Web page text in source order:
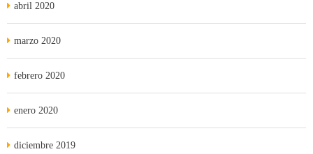
abril 2020
marzo 2020
febrero 2020
enero 2020
diciembre 2019